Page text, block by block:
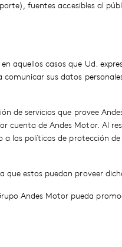
fuentes accesibles al
aquellos casos que Ud.
sus datos
de servicios que provee
cuenta de Andes Motor. Al
a las políticas de protección
estos puedan proveer
Andes Motor pueda